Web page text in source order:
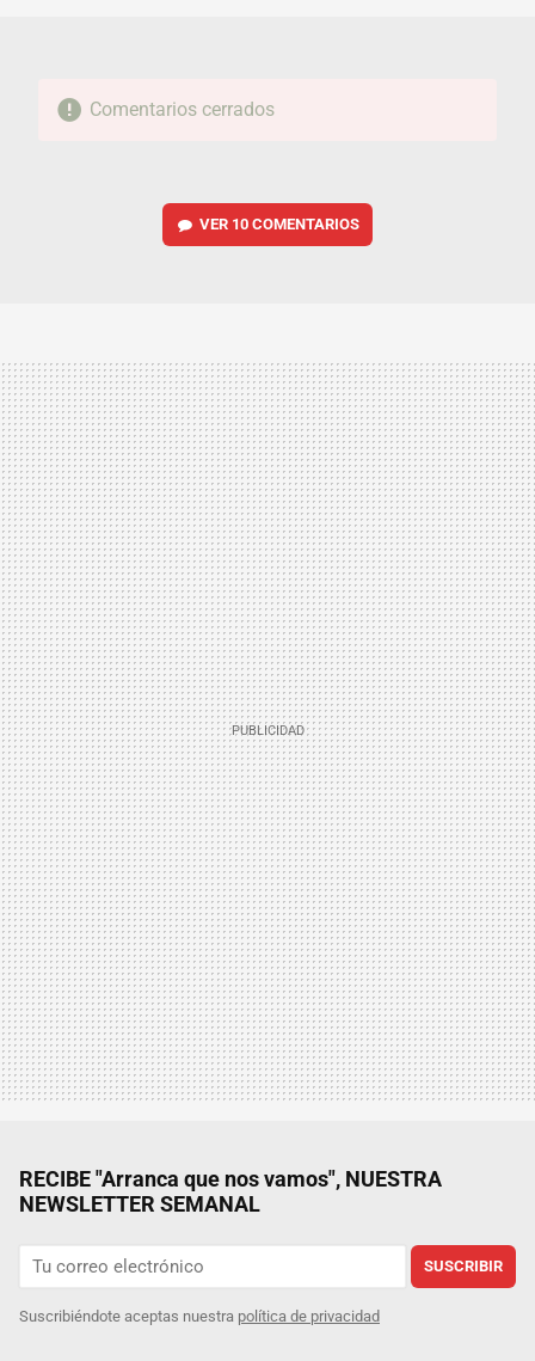
Comentarios cerrados
VER 10 COMENTARIOS
RECIBE "Arranca que nos vamos", NUESTRA
NEWSLETTER SEMANAL
SUSCRIBIR
Suscribiéndote aceptas nuestra política de privacidad